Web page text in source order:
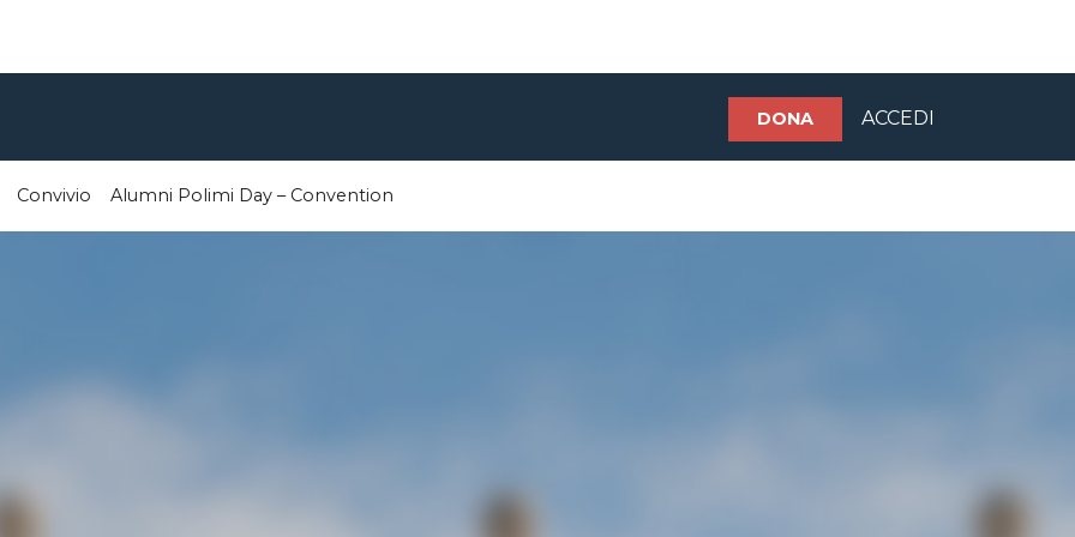
ACCEDI
DONA
Convivio Alumni Polimi Day – Convention